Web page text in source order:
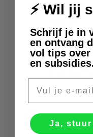
3 ans
⚡ Wil jij
Schrijf je in
en ontvang
vol tips over
en
Ja,